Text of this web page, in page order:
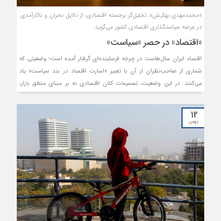
«محمدمهدی بهکیش»، تحلیل‌گر برجسته اقتصادی، از دلایل بحران و ناکارآمدی
در عرصه سیاستگذاری اقتصادی کشور می‌گوید:
«اقتصاد» در حصر «سیاست»
اقتصاد ایران سال‌هاست در چرخه فرساینده‌ای گرفتار آمده است؛ وضعیتی که
شماری از صاحب‌نظران از آن با تعبیر «اسارت اقتصاد در بند سیاست» یاد
می‌کنند. در این وضعیت، تصمیمات کلان اقتصادی نه بر مبنای منطق بازار،
سیاسی، امنیتی و گاه ایدئولوژیک اتخاذ می‌شود. حاصل چنین رویکردی،
اقتصادی است که نه‌تنها از قطار تحول و رشد جهانی عقب مانده، بلکه در
عرصه‌های مختلف با رکود مزمن، بیکاری گسترده و مهاجرت یا فرار سرمایه
مواجه است. «محمدمهدی بهکیش»، اقتصاددان برجسته، در گفت‌وگو با ما بر
این نکته انگشت می‌گذارد که ریشه این نابسامانی را باید در «نوع نگاه
سیاستگذار» جست. نگاهی که به جای تعامل سازنده با جهان، مبتنی بر تقابل
است و به‌جای بهره‌گیری هوشمندانه از مزیت‌های جهانی، بر درون‌گرایی مفرط
تکیه دارد. بهکیش تصریح می‌کند که در جهان امروز، هیچ کشوری (حتی
آن‌هایی که منابع و قدرت کافی دارند) بر مدار خودکفایی مطلق تاکید نمی‌کنند؛
چراکه شتاب رشد اقتصادی در عصر کنونی از مسیر زنجیره‌های ارزش جهانی،
۱۲
بهمن